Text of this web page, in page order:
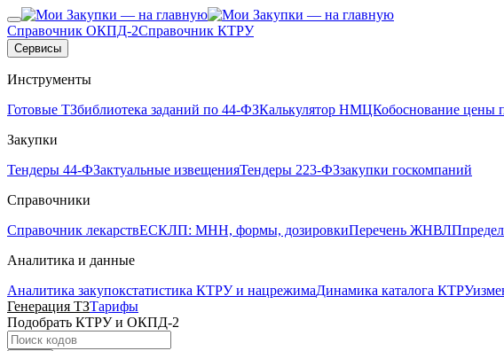
Справочник ОКПД-2Справочник КТРУ
Сервисы
Инструменты
Готовые ТЗбиблиотека заданий по 44-ФЗКалькулятор НМЦКобоснование цены
Закупки
Тендеры 44-ФЗактуальные извещенияТендеры 223-ФЗзакупки госкомпаний
Справочники
Справочник лекарствЕСКЛП: МНН, формы, дозировкиПеречень ЖНВЛП
Аналитика и данные
Аналитика закупокстатистика КТРУ и нацрежимаДинамика каталога КТРУ
Генерация ТЗТарифы
Подобрать КТРУ и ОКПД-2